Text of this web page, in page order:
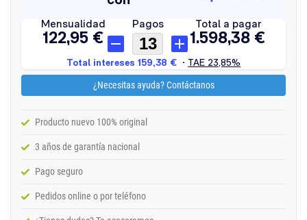
¿Necesitas ayuda? Contáctanos
Producto nuevo 100% original
3 años de garantía nacional
Pago seguro
Pedidos online o por teléfono